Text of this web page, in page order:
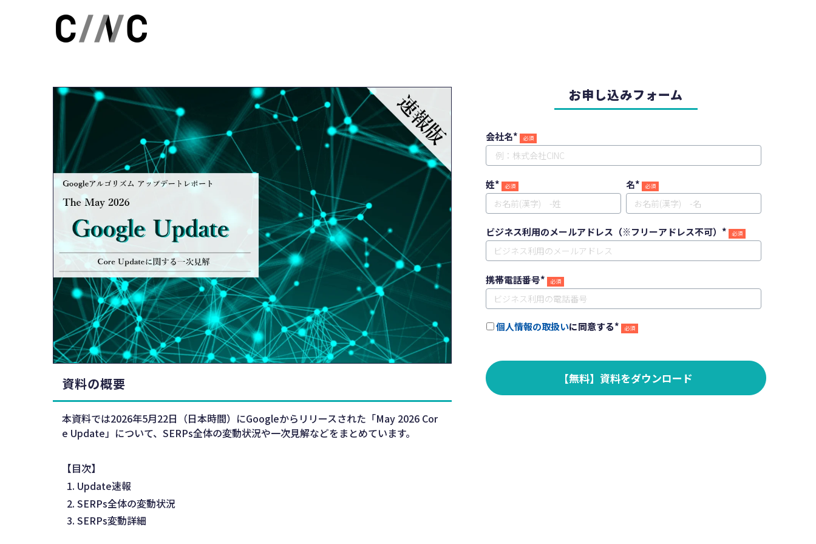
資料の概要
本資料では2026年5月22日（日本時間）にGoogleからリリースされた「May 2026 Cor
e Update」について、SERPs全体の変動状況や一次見解などをまとめています。
【目次】
Update速報
SERPs全体の変動状況
SERPs変動詳細
お申し込みフォーム
会社名*
姓* 名*
ビジネス利用のメールアドレス（※フリーアドレス不可） *
携帯電話番号*
個人情報の取扱いに同意する*